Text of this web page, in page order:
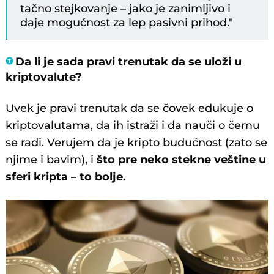
tačno stejkovanje – jako je zanimljivo i
daje mogućnost za lep pasivni prihod."
Da li je sada pravi trenutak da se uloži u
kriptovalute?
Uvek je pravi trenutak da se čovek edukuje o
kriptovalutama, da ih istraži i da nauči o čemu
se radi. Verujem da je kripto budućnost (zato se
njime i bavim), išto pre neko stekne veštine u
sferi kripta – to bolje.